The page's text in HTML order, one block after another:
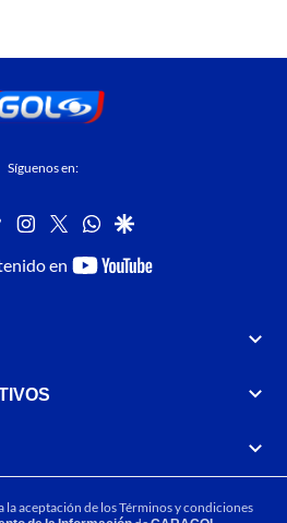
Síguenos en:
tiktok instagram
twitterwhatsapp
google
en
youtube-
la aceptación de losTérminos y condiciones